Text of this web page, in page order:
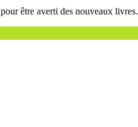
pour être averti des nouveaux